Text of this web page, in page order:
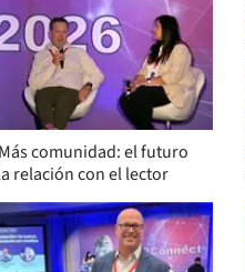
Más comunidad: el futuro
relación con el lector